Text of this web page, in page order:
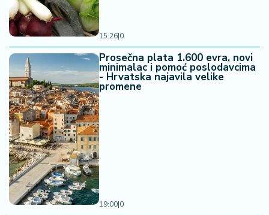
15:26|0
Prosečna plata 1.600 evra, novi
minimalac i pomoć poslodavcima
- Hrvatska najavila velike
promene
19:00|0